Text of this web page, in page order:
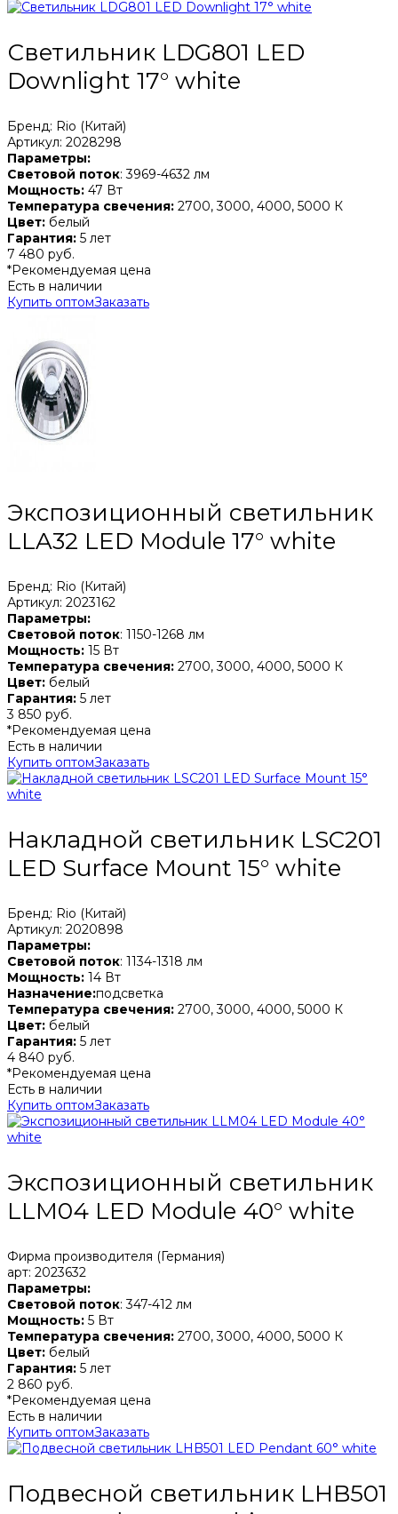
Светильник LDG801 LED
Downlight 17° white
Бренд: Rio (Китай)
Артикул: 2028298
Параметры:
Световой поток: 3969-4632 лм
Мощность: 47 Вт
Температура свечения: 2700, 3000, 4000, 5000 К
Цвет: белый
Гарантия: 5 лет
7 480 руб.
*Рекомендуемая цена
Есть в наличии
Купить оптомЗаказать
Экспозиционный светильник
LLA32 LED Module 17° white
Бренд: Rio (Китай)
Артикул: 2023162
Параметры:
Световой поток: 1150-1268 лм
Мощность: 15 Вт
Температура свечения: 2700, 3000, 4000, 5000 К
Цвет: белый
Гарантия: 5 лет
3 850 руб.
*Рекомендуемая цена
Есть в наличии
Купить оптомЗаказать
Накладной светильник LSC201
LED Surface Mount 15° white
Бренд: Rio (Китай)
Артикул: 2020898
Параметры:
Световой поток: 1134-1318 лм
Мощность: 14 Вт
Назначение:подсветка
Температура свечения: 2700, 3000, 4000, 5000 К
Цвет: белый
Гарантия: 5 лет
4 840 руб.
*Рекомендуемая цена
Есть в наличии
Купить оптомЗаказать
Экспозиционный светильник
LLM04 LED Module 40° white
Фирма производителя (Германия)
арт: 2023632
Параметры:
Световой поток: 347-412 лм
Мощность: 5 Вт
Температура свечения: 2700, 3000, 4000, 5000 К
Цвет: белый
Гарантия: 5 лет
2 860 руб.
*Рекомендуемая цена
Есть в наличии
Купить оптомЗаказать
Подвесной светильник LHB501